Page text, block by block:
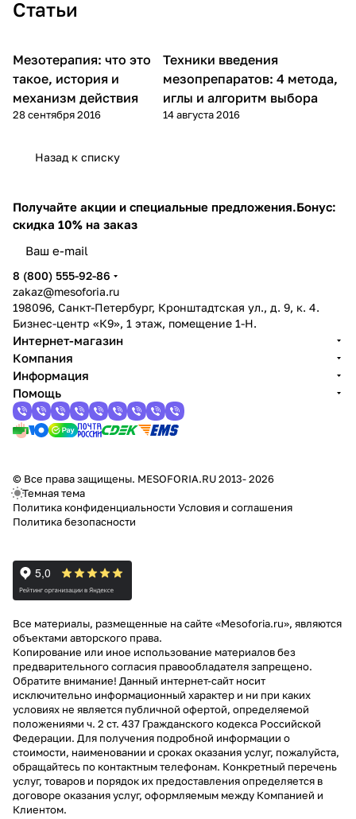
Статьи
Мезотерапия
Мезотерапия: что это
такое, история и
механизм действия
28 сентября 2016
Мезотерапия
Техники введения
мезопрепаратов: 4 метода,
иглы и алгоритм выбора
14 августа 2016
Назад к списку
Получайте акции и специальные предложения.Бонус:
скидка 10% на заказ
8 (800) 555-92-86
zakaz@mesoforia.ru
198096, Санкт-Петербург, Кронштадтская ул., д. 9, к. 4.
Бизнес-центр «К9», 1 этаж, помещение 1-Н.
Интернет-магазин
Компания
Информация
Помощь
© Все права защищены. MESOFORIA.RU 2013- 2026
Темная тема
Политика конфиденциальности Условия и соглашения
Политика безопасности
Все материалы, размещенные на сайте «Mesoforia.ru», являются
объектами авторского права.
Копирование или иное использование материалов без
предварительного согласия правообладателя запрещено.
Обратите внимание! Данный интернет-сайт носит
исключительно информационный характер и ни при каких
условиях не является публичной офертой, определяемой
положениями ч. 2 ст. 437 Гражданского кодекса Российской
Федерации. Для получения подробной информации о
стоимости, наименовании и сроках оказания услуг, пожалуйста,
обращайтесь по контактным телефонам. Конкретный перечень
услуг, товаров и порядок их предоставления определяется в
договоре оказания услуг, оформляемым между Компанией и
Клиентом.